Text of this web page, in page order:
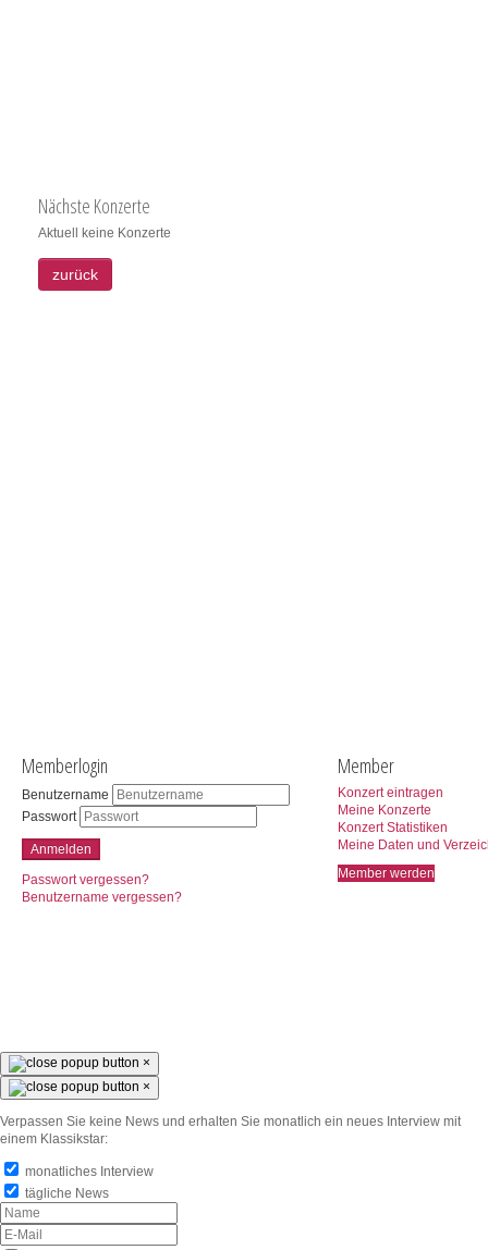
Nächste Konzerte
Aktuell keine Konzerte
Memberlogin
Benutzername
Passwort
Anmelden
Passwort vergessen?
Benutzername vergessen?
Member
Konzert eintragen
Meine Konzerte
Konzert Statistiken
Meine Daten und
Member werden
×
×
Verpassen Sie keine News und erhalten Sie monatlich ein neues Interview mit
einem Klassikstar:
monatliches Interview
tägliche News